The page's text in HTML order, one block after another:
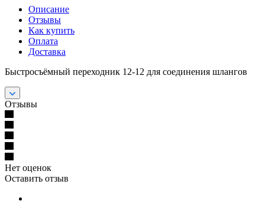
Описание
Отзывы
Как купить
Оплата
Доставка
Быстросъёмный переходник 12-12 для соединения шлангов
Отзывы
Нет оценок
Оставить отзыв